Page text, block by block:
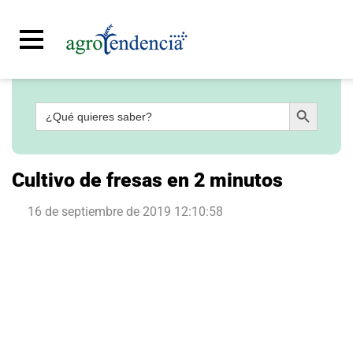
Señal
en
más
Agrotendencia
Buscar: Botón de búsqueda
Cultivo de fresas en 2 minutos
16 de septiembre de 2019 12:10:58